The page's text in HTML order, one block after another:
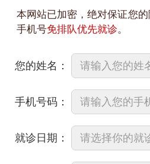
本网站已加密，绝对保证您
手机号免排队优先就诊。
您的姓名：
手机号码：
就诊日期：